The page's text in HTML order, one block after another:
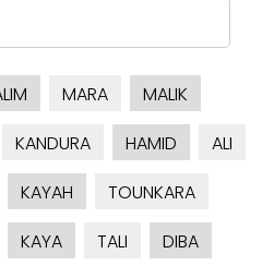
MARA
MALIK
KANDURA HAMID
ALI
KAYAH
TOUNKARA
KAYA TALI
DIBA